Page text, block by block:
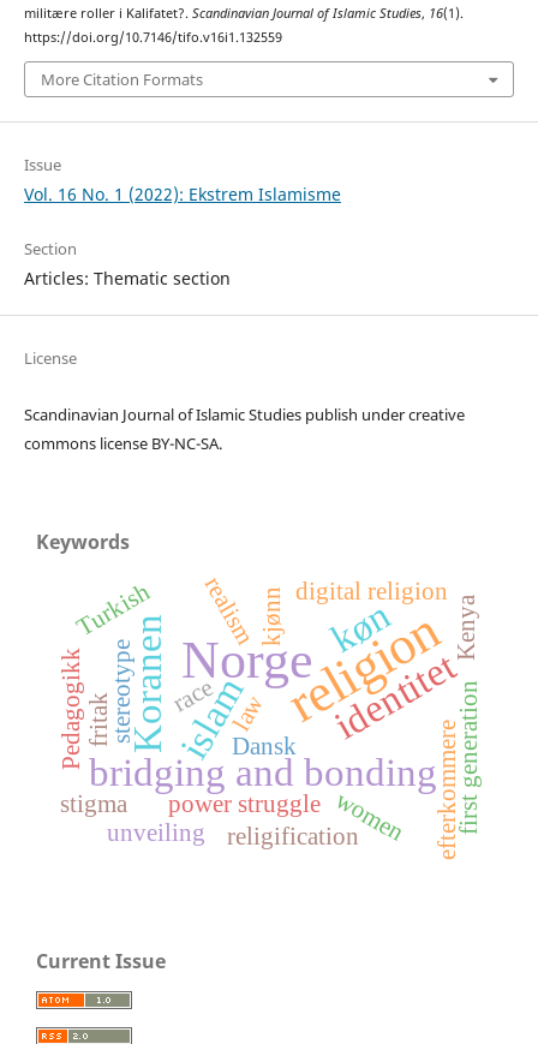
militære roller i Kalifatet?. Scandinavian Journal of Islamic Studies, 16(1).
https://doi.org/10.7146/tifo.v16i1.132559
More Citation Formats
Issue
Vol. 16 No. 1 (2022): Ekstrem Islamisme
Section
Articles: Thematic section
License
Scandinavian Journal of Islamic Studies publish under creative
commons license BY-NC-SA.
Keywords
Norgereligion
islam
køn
bridging and bonding
identitet
Koranen
efterkommerefirst generation
Dansk
power struggle
realism
women
stereotype
religification
kjønn
fritak
Pedagogikk
Turkish
race
digital religion
law
unveiling
stigma
Kenya
Current Issue